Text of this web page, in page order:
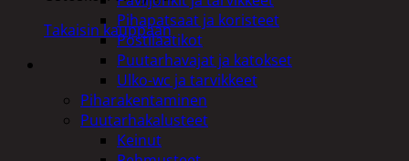
Takaisin kauppaan
Pihapatsaat ja koristeet
Postilaatikot
Puutarhavajat ja katokset
Ulko-wc ja tarvikkeet
Piharakentaminen
Puutarhakalusteet
Keinut